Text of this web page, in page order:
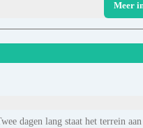
Meer
dagen lang staat het terrein